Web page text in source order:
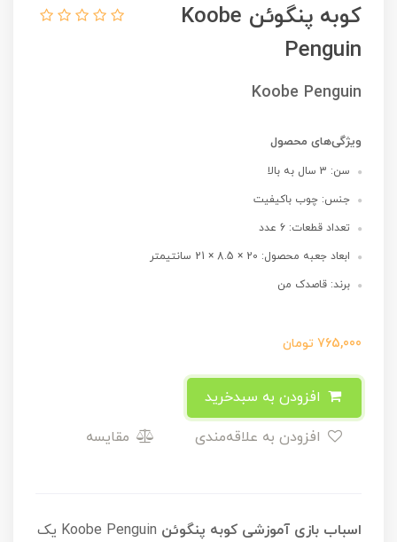
کوبه پنگوئن Koobe
Penguin
Koobe Penguin
ویژگی‌های محصول
سن: 3 سال به بالا
جنس: چوب باکیفیت
تعداد قطعات: 6 عدد
ابعاد جعبه محصول: 20 × 8.5 × 21 سانتیمتر
برند: قاصدک من
765,000 تومان
مقایسه
اسباب بازی آموزشی کوبه پنگوئن
Koobe Penguin یک